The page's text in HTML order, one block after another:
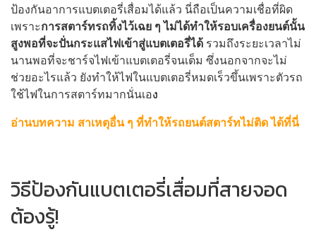
ป้องกันอาการแบตเตอรี่เสื่อมได้แล้ว นี่ถือเป็นความเชื่อที่ผิด
เพราะการสตาร์ทรถทิ้งไว้เฉย ๆ ไม่ได้ทำให้รอบเครื่องยนต์นั้น
สูงพอที่จะปั่นกระแสไฟเข้าสู่แบตเตอรี่ได้ รวมถึงระยะเวลาไม่
นานพอที่จะชาร์จไฟเข้าแบตเตอรี่จนเต็ม ซึ่งนอกจากจะไม่
ช่วยอะไรแล้ว ยังทำให้ไฟในแบตเตอรี่หมดเร็วขึ้นเพราะตัวรถ
ใช้ไฟในการสตาร์ทมากนั่นเอง
อ่านบทความ สาเหตุอื่น ๆ ที่ทำให้รถยนต์สตาร์ทไม่ติดได้ที่นี่
วิธีป้องกันแบตเตอรี่เสื่อมที่สายจอด
ต้องรู้!